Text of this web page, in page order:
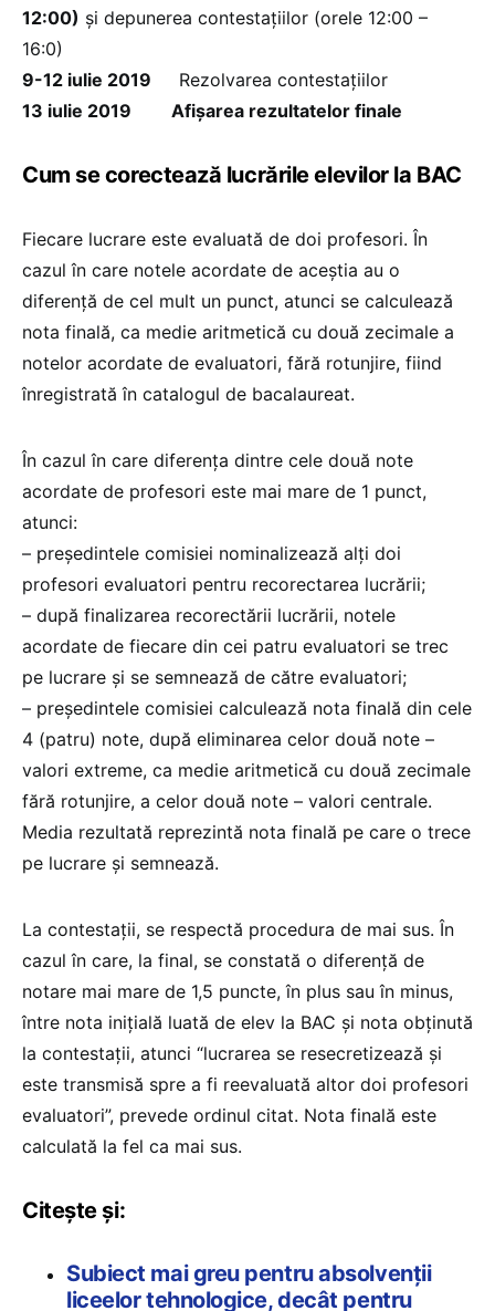
12:00) și depunerea contestațiilor (orele 12:00 –
16:0)
9-12 iulie 2019 Rezolvarea contestațiilor
13 iulie 2019 Afișarea rezultatelor finale
Cum se corectează lucrările elevilor la BAC
Fiecare lucrare este evaluată de doi profesori. În
cazul în care notele acordate de aceștia au o
diferență de cel mult un punct, atunci se calculează
nota finală, ca medie aritmetică cu două zecimale a
notelor acordate de evaluatori, fără rotunjire, fiind
înregistrată în catalogul de bacalaureat.
În cazul în care diferența dintre cele două note
acordate de profesori este mai mare de 1 punct,
atunci:
– preşedintele comisiei nominalizează alţi doi
profesori evaluatori pentru recorectarea lucrării;
– după finalizarea recorectării lucrării, notele
acordate de fiecare din cei patru evaluatori se trec
pe lucrare şi se semnează de către evaluatori;
– preşedintele comisiei calculează nota finală din cele
4 (patru) note, după eliminarea celor două note –
valori extreme, ca medie aritmetică cu două zecimale
fără rotunjire, a celor două note – valori centrale.
Media rezultată reprezintă nota finală pe care o trece
pe lucrare şi semnează.
La contestații, se respectă procedura de mai sus. În
cazul în care, la final, se constată o diferenţă de
notare mai mare de 1,5 puncte, în plus sau în minus,
între nota inițială luată de elev la BAC şi nota obținută
la contestaţii, atunci “lucrarea se resecretizează şi
este transmisă spre a fi reevaluată altor doi profesori
evaluatori”, prevede ordinul citat. Nota finală este
calculată la fel ca mai sus.
Citește și:
Subiect mai greu pentru absolvenții
liceelor tehnologice, decât pentru